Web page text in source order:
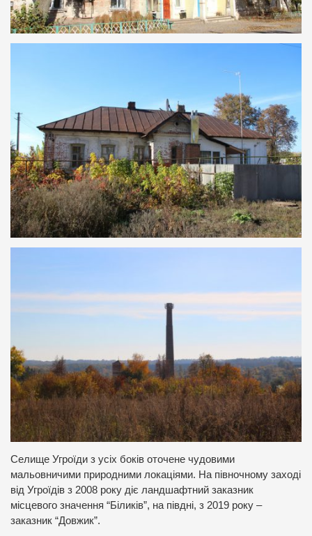
Селище Угроїди з усіх боків оточене чудовими
мальовничими природними локаціями. На півночному заході
від Угроїдів з 2008 року діє ландшафтний заказник
місцевого значення “Біликів”, на півдні, з 2019 року –
заказник “Довжик”.